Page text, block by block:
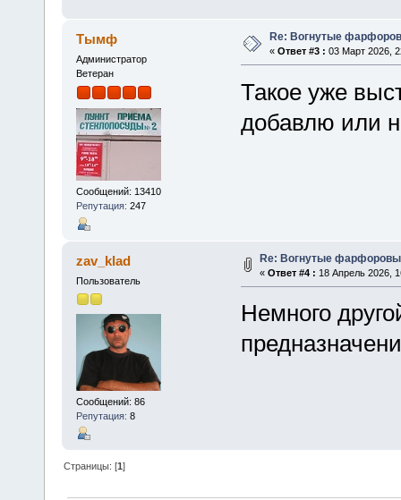
Тымф
Администратор
Ветеран
Сообщений: 13410
Репутация: 247
Re: Вогнутые
« Ответ #3 : 03 Март 2026,
Такое уже
добавлю или
zav_klad
Пользователь
Сообщений: 86
Репутация: 8
Re: Вогнутые
« Ответ #4 : 18 Апрель 2026,
Немного
Страницы: [1]